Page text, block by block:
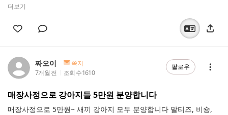
더보기
짜오이
쪽지
7개월 전
조회 수1610
팔로우
매장사정으로 강아지들 5만원 분양합니다
매장사정으로 5만원~ 새끼 강아지 모두 분양합니다 말티즈, 비숑,